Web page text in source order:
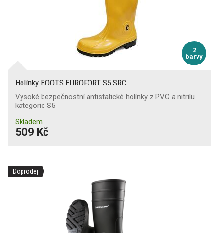
2
barvy
Holínky BOOTS EUROFORT S5 SRC
Vysoké bezpečnostní antistatické holínky z PVC a nitrilu
kategorie S5
Skladem
509 Kč
Doprodej